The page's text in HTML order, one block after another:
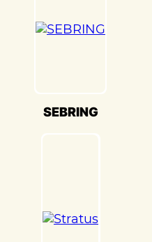
качества и
детали. Мы
SEBRING